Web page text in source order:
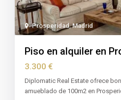
Prosperidad,Madrid
Piso en alquiler en
3.300 €
Diplomatic Real Estate ofrece
amueblado de 100m2 en